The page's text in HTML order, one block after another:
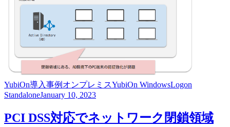
YubiOn導入事例 オンプレミスYubiOn WindowsLogon
StandaloneJanuary 10, 2023
PCI DSS対応でネットワーク閉鎖領域